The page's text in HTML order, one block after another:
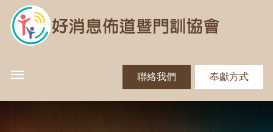
聯絡我們 奉獻方式